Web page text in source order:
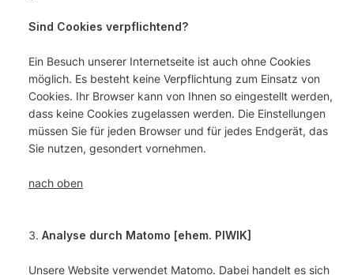
Sind Cookies verpflichtend?
Ein Besuch unserer Internetseite ist auch ohne Cookies
möglich. Es besteht keine Verpflichtung zum Einsatz von
Cookies. Ihr Browser kann von Ihnen so eingestellt werden,
dass keine Cookies zugelassen werden. Die Einstellungen
müssen Sie für jeden Browser und für jedes Endgerät, das
Sie nutzen, gesondert vornehmen.
nach oben
Analyse durch Matomo [ehem. PIWIK]
Unsere Website verwendet Matomo. Dabei handelt es sich